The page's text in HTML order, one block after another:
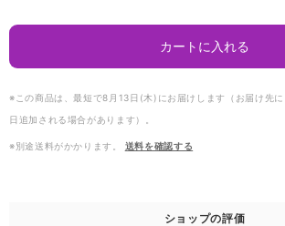
カートに入れる
※この商品は、最短で8月13日(木)にお届けします（お届け先
日追加される場合があります）。
※別途送料がかかります。 送料を確認する
ショップの評価